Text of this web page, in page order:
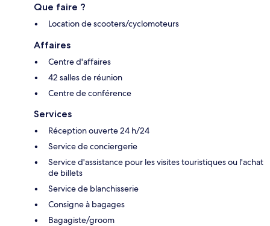
Que faire ?
Location de scooters/cyclomoteurs
Affaires
Centre d'affaires
42 salles de réunion
Centre de conférence
Services
Réception ouverte 24 h/24
Service de conciergerie
Service d'assistance pour les visites touristiques ou l'achat
de billets
Service de blanchisserie
Consigne à bagages
Bagagiste/groom